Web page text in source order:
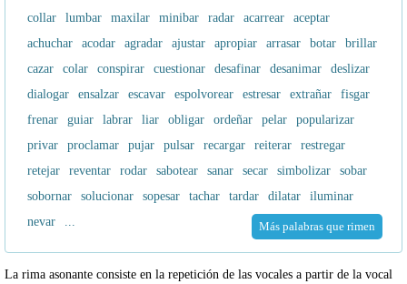
collar lumbar maxilar minibar radar acarrear
aceptar
achuchar
acodar agradar ajustar apropiar arrasar botar
brillar
cazar
colar conspirar cuestionar desafinar desanimar
deslizar
dialogar
ensalzar escavar espolvorear estresar extrañar
fisgar
frenar
guiar labrar liar obligar ordeñar pelar
popularizar
privar
proclamar pujar pulsar recargar reiterar
restregar
retejar
reventar rodar sabotear sanar secar simbolizar
sobar
sobornar
solucionar sopesar tachar tardar dilatar
iluminar
nevar
... Más palabras que rimen
La rima asonante consiste en la repetición de las vocales a partir de la vocal